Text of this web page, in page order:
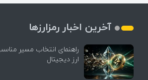
آخرین اخبار رمزارزها
راهنمای انتخاب مسیر
ارز دیجیتال